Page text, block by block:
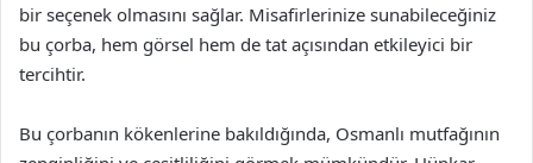
bir seçenek olmasını sağlar. Misafirlerinize sunabileceğiniz
bu çorba, hem görsel hem de tat açısından etkileyici bir
tercihtir.
Bu çorbanın kökenlerine bakıldığında, Osmanlı mutfağının